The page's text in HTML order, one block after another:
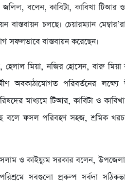
বলেন, কাবিটা, কাবিখা টিআর ও
বাস্তবায়ন চলছে। চেয়ারম্যান
সফলভাবে বাস্তবায়ন করেছেন।
মিয়া, নজির হোসেন, বারু মিয়া
অবকাঠামোগত পরিবর্তনের
মাধ্যমে টিআর, কাবিটা ও কাবিখা
বলে ফসল পরিবহণ সহজ, শ্রমিক
ও কাইয়্যুম সরকার বলেন,
পরিশ্রমে সবগুলো প্রকল্প সর্বদা